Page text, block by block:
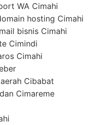
WA Cimahi
hosting Cimahi
bisnis Cimahi
Cimindi
Cimahi
Cibabat
Cimareme